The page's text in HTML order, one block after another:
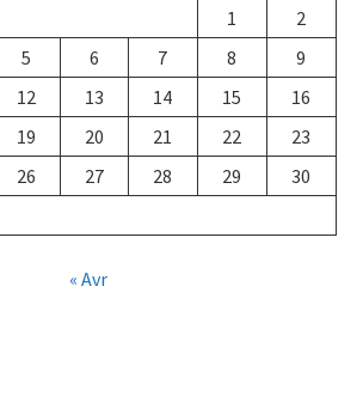
1
2
5 6 7 8
9
12 13 14 15
16
19 20 21 22
23
26 27 28 29
30
« Avr